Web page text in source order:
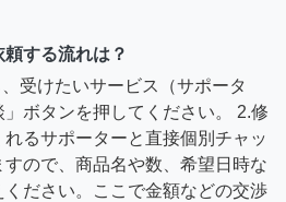
する流れは？
受けたいサービス（サポータ
ボタンを押してください。 2.修
るサポーターと直接個別チャッ
すので、商品名や数、希望日時な
ださい。ここで金額などの交渉